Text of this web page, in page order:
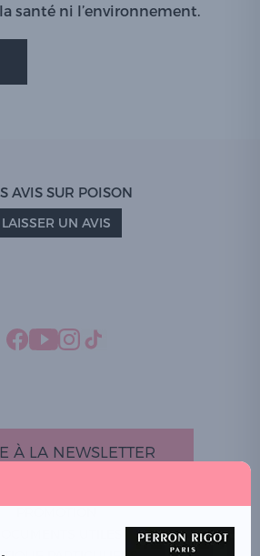
santé ni l’environnement.
AVIS SUR POISON
LAISSER UN AVIS
À LA NEWSLETTER